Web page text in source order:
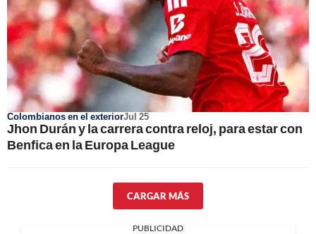
Colombianos en el exteriorJul 25
Jhon Durán y la carrera contra reloj, para estar con
Benfica en la Europa League
CARGAR MÁS
PUBLICIDAD